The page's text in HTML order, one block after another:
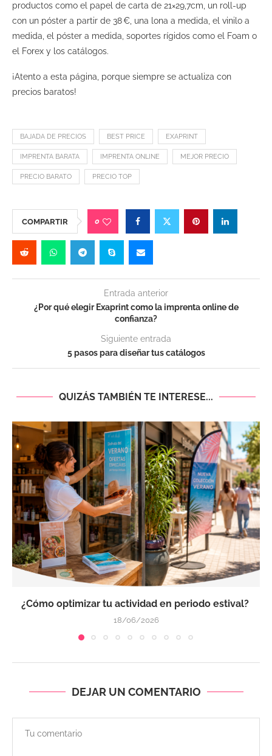
productos como el papel de carta de 21×29,7cm, un roll-up
con un póster a partir de 38 €, una lona a medida, el vinilo a
medida, el póster a medida, soportes rígidos como el Foam o
el Forex y los catálogos.
¡Atento a esta página, porque siempre se actualiza con
precios baratos!
BAJADA DE PRECIOS BEST PRICE EXAPRINT
IMPRENTA BARATA IMPRENTA ONLINE MEJOR PRECIO
PRECIO BARATO PRECIO TOP
COMPARTIR 0
Entrada anterior
¿Por qué elegir Exaprint como la imprenta online de
confianza?
Siguiente entrada
5 pasos para diseñar tus catálogos
QUIZÁS TAMBIÉN TE INTERESE...
¿Cómo optimizar tu actividad en periodo estival?
18/06/2026
DEJAR UN COMENTARIO